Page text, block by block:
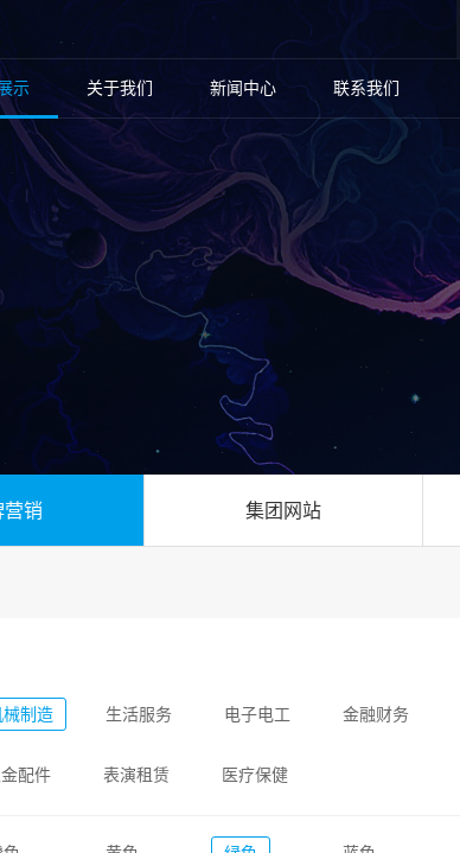
示 关于我们 新闻中心 联系我们
营销 集团网站
械制造 生活服务 电子电工 金融财务
配件 表演租赁 医疗保健